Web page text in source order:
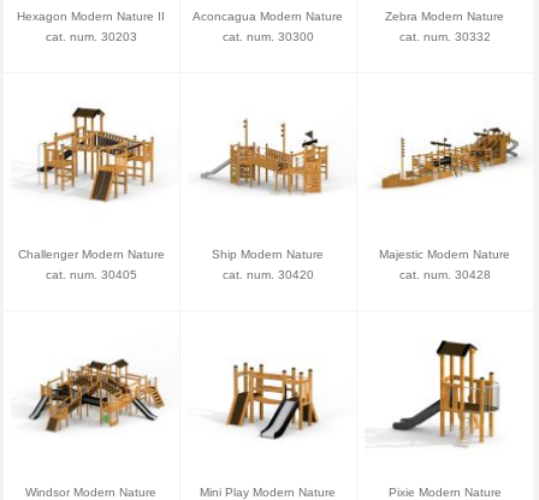
Hexagon Modern Nature II
cat. num. 30203
Aconcagua Modern Nature
cat. num. 30300
Zebra Modern Nature
cat. num. 30332
Challenger Modern Nature
cat. num. 30405
Ship Modern Nature
cat. num. 30420
Majestic Modern Nature
cat. num. 30428
Windsor Modern Nature Mini Play Modern Nature Pixie Modern Nature